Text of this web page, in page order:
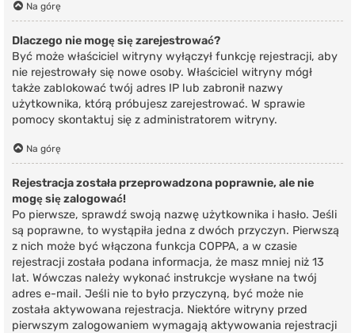
Na górę
Dlaczego nie mogę się zarejestrować?
Być może właściciel witryny wyłączył funkcję rejestracji, aby
nie rejestrowały się nowe osoby. Właściciel witryny mógł
także zablokować twój adres IP lub zabronił nazwy
użytkownika, którą próbujesz zarejestrować. W sprawie
pomocy skontaktuj się z administratorem witryny.
Na górę
Rejestracja została przeprowadzona poprawnie, ale nie
mogę się zalogować!
Po pierwsze, sprawdź swoją nazwę użytkownika i hasło. Jeśli
są poprawne, to wystąpiła jedna z dwóch przyczyn. Pierwszą
z nich może być włączona funkcja COPPA, a w czasie
rejestracji została podana informacja, że masz mniej niż 13
lat. Wówczas należy wykonać instrukcje wysłane na twój
adres e-mail. Jeśli nie to było przyczyną, być może nie
została aktywowana rejestracja. Niektóre witryny przed
pierwszym zalogowaniem wymagają aktywowania rejestracji